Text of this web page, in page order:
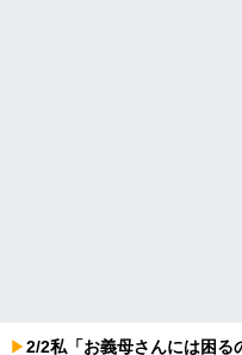
2/2私「お義母さんには困る